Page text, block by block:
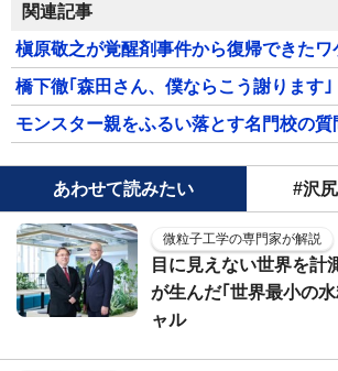
関連記事
槇原敬之が覚醒剤事件から復帰できたワ
橋下徹｢森田さん、僕ならこう謝ります｣
モンスター親をふるい落とす名門校の質
あわせて読みたい #沢
微粒子工学の専門家が解説
目に見えない世界を
が生んだ｢世界最小の
ャル